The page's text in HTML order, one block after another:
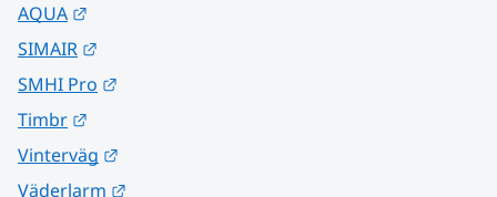
AQUA
SIMAIR
SMHI Pro
Timbr
Vinterväg
Väderlarm